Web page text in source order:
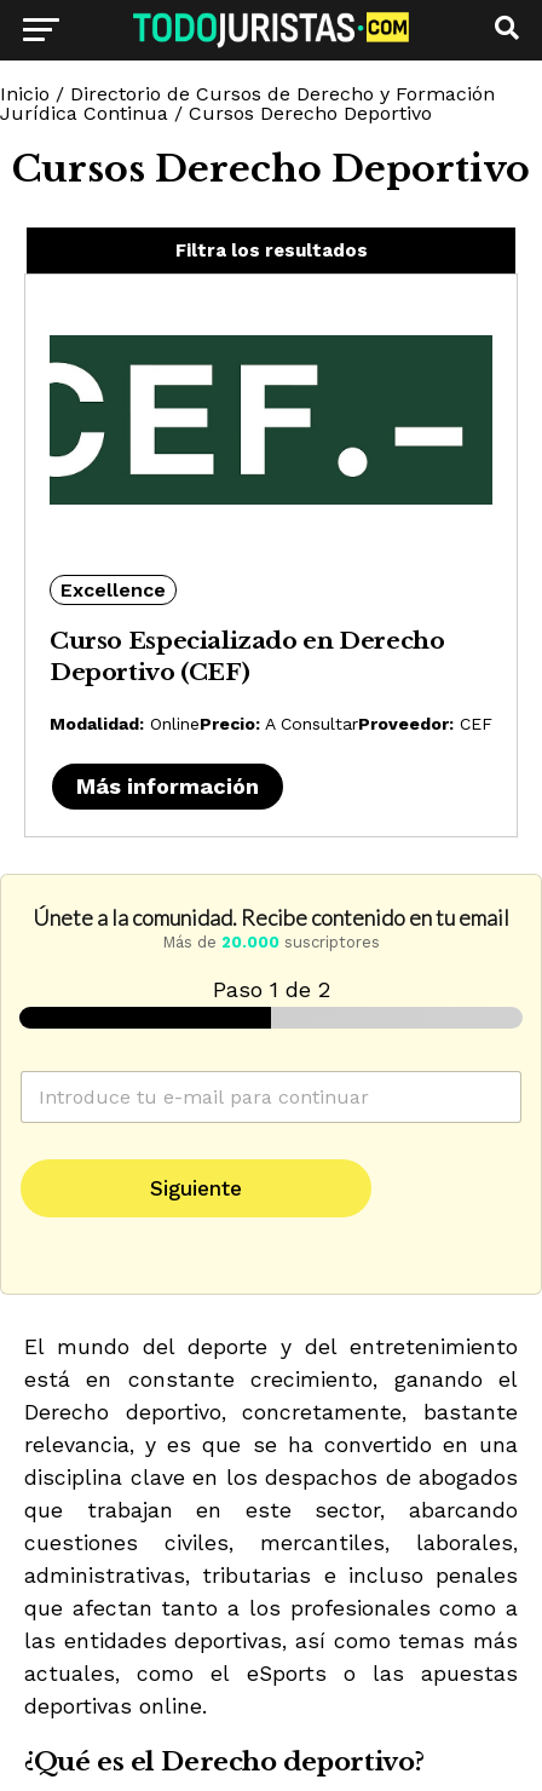
Inicio / Directorio de Cursos de Derecho y Formación
Jurídica Continua / Cursos Derecho Deportivo
Cursos Derecho Deportivo
Filtra los resultados
Excellence
Curso Especializado en Derecho
Deportivo (CEF)
Modalidad: OnlinePrecio: A ConsultarProveedor: CEF
Más información
Únete a la comunidad. Recibe contenido en tu email
Más de 20.000 suscriptores
Paso 1 de 2
e
t
n
o
C
r
e
o
e
c
r
ó
n
c
o
*
l
t
n
i
c
s
u
Siguiente
El mundo del deporte y del entretenimiento
está en constante crecimiento, ganando el
Derecho deportivo, concretamente, bastante
relevancia, y es que se ha convertido en una
disciplina clave en los despachos de abogados
que trabajan en este sector, abarcando
cuestiones civiles, mercantiles, laborales,
administrativas, tributarias e incluso penales
que afectan tanto a los profesionales como a
las entidades deportivas, así como temas más
actuales, como el eSports o las apuestas
deportivas online.
¿Qué es el Derecho deportivo?